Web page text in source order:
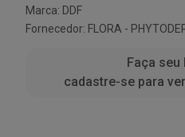
Marca: DDF
Fornecedor: FLORA -
Faça seu
cadastre-se para